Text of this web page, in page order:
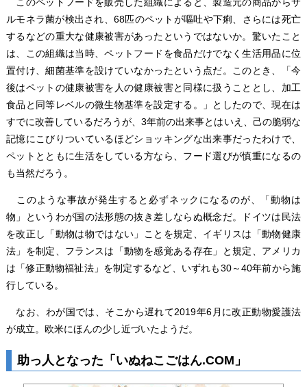
ルモネラ菌が検出され、68匹のペットが嘔吐や下痢、さらには死亡
するなどの重大な健康被害があったというではないか。驚いたこと
は、この組織は当時、ペットフードを食品だけでなく生活用品に位
置付け、細菌基準を設けていなかったという点だ。このとき、「今
後はペットの健康被害を人の健康被害と同様に扱うこととし、加工
食品と同等レベルの微生物基準を設定する。」としたので、現在は
すでに改善しているだろうが、3年前の出来事とはいえ、己の脆弱な
記憶にこびりついているほどショッキングな出来事だったわけで、
ペットとともに生活をしている方なら、フード選びが慎重になるの
も当然だろう。
このような事故が発生すると必ずネックになるのが、「動物は
物」というわが国の法形態の抜き差しならぬ概念だ。ドイツは民法
を改正し「動物は物ではない」ことを規定、イギリスは「動物健康
法」を制定、フランスは「動物を感覚ある存在」と規定、アメリカ
は「修正動物福祉法」を制定するなど、いずれも30～40年前から施
行している。
なお、わが国では、そこから遅れて2019年6月に改正動物愛護法
が成立。欧米にほんの少し近づいたようだ。
助っ人となった「いぬねこごはん.COM」